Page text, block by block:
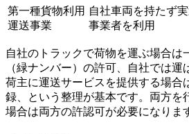
第一種貨物利用
運送事業
自社車両を持たず
事業者を利用
自社のトラックで荷物を運ぶ場合は
（緑ナンバー）の許可、自社では運
荷主に運送サービスを提供する場合
録、という整理が基本です。両方を
場合は両方の許認可が必要になりま